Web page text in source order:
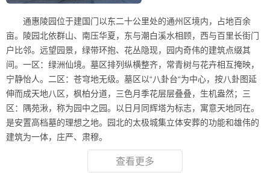
通惠陵园位于建国门以东二十公里处的通州区境内，占地百余
亩。陵园北依群山、南压华夏，东与潮白溪水相顾，西与百里长街门
户比邻。远望园景，绿带环抱、花丛隐现，园内奇伟的建筑点缀其
间。一区：绿洲仙境。墓区排列纵横整齐，常青树与花卉相互掩映，
宁静怡人。二区：苍穹地无级。墓区以“八卦台“为中心，按八卦图延
伸而成天地八区，枫柏分道，三色月季花层层叠叠，生机盎然；三
区：隅苑湫，称为园中之园。以日月同辉塔为标志，寓意天地同在。
是安置高档墓的理想之地。园北的太极城集立体安葬的功能和雄伟的
建筑为一体，庄严、肃穆。
查看更多